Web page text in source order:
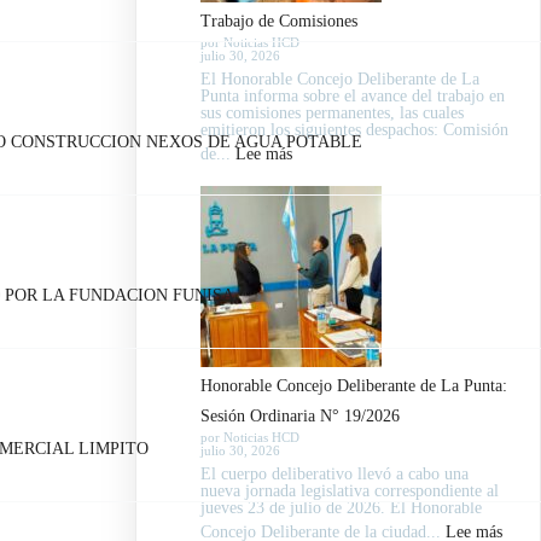
NEXOS DE AGUA POTABLE
LA FUNDACION FUNISA.
LIMPITO
llevó
adelante
Ordinaria
legislativo
2026
Trabajo de Comisiones
por Noticias HCD
julio 30, 2026
El Honorable Concejo Deliberante de La
Punta informa sobre el avance del trabajo en
sus comisiones permanentes, las cuales
emitieron los siguientes despachos: Comisión
de...Lee más:
Trabajo
de
Comisiones
Honorable Concejo Deliberante de La Punta:
Sesión Ordinaria N° 19/2026
por Noticias HCD
julio 30, 2026
El cuerpo deliberativo llevó a cabo una
nueva jornada legislativa correspondiente al
jueves 23 de julio de 2026. El Honorable
Concejo Deliberante de la ciudad... Lee más: